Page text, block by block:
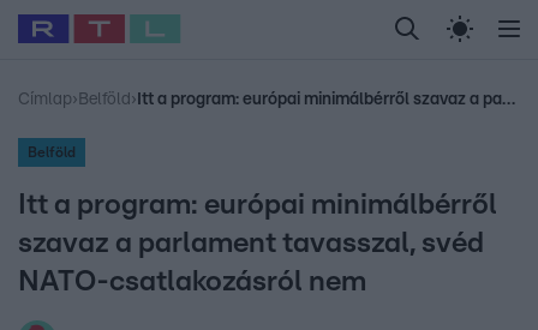
Legfrissebb RTL Híradó Randi Celeb vagyok,
Babits Marcella Most Wanted Gallusz
Címlap› Belföld › Itt a program: európai minimálbérről szavaz a parlament tavasszal, svéd NATO-csatlakozásról nem
Belföld
Itt a program: európai minimálbérről
szavaz a parlament tavasszal, svéd
NATO-csatlakozásról nem